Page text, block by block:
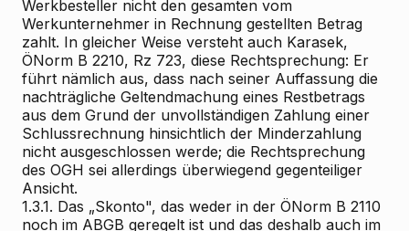
Werkbesteller nicht den gesamten vom
Werkunternehmer in Rechnung gestellten Betrag
zahlt. In gleicher Weise versteht auch Karasek,
ÖNorm B 2210, Rz 723, diese Rechtsprechung: Er
führt nämlich aus, dass nach seiner Auffassung die
nachträgliche Geltendmachung eines Restbetrags
aus dem Grund der unvollständigen Zahlung einer
Schlussrechnung hinsichtlich der Minderzahlung
nicht ausgeschlossen werde; die Rechtsprechung
des OGH sei allerdings überwiegend gegenteiliger
Ansicht.
1.3.1. Das „Skonto", das weder in der ÖNorm B 2110
noch im ABGB geregelt ist und das deshalb auch im